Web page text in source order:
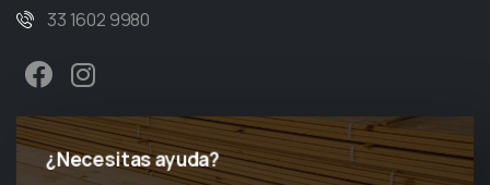
33 1602 9980
¿Necesitas ayuda?